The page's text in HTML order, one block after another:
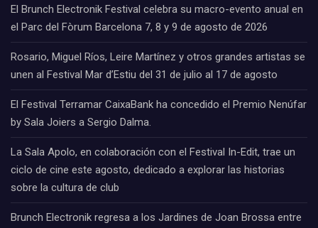
El Brunch Electronik Festival celebra su macro-evento anual en
el Parc del Fòrum Barcelona 7, 8 y 9 de agosto de 2026
Rosario, Miguel Ríos, Leire Martínez y otros grandes artistas se
unen al Festival Mar d’Estiu del 31 de julio al 17 de agosto
El Festival Terramar CaixaBank ha concedido el Premio Nenúfar
by Sala Joiers a Sergio Dalma.
La Sala Apolo, en colaboración con el Festival In-Edit, trae un
ciclo de cine este agosto, dedicado a explorar las historias
sobre la cultura de club
Brunch Electronik regresa a los Jardines de Joan Brossa entre